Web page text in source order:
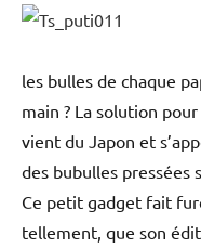
les bulles de chaque
main ? La solution
vient du Japon et
des bubulles pressées
Ce petit gadget fait
tellement, que son